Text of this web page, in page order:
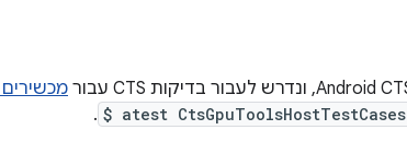
$ atest CtsGpuToolsHostTestCases
.